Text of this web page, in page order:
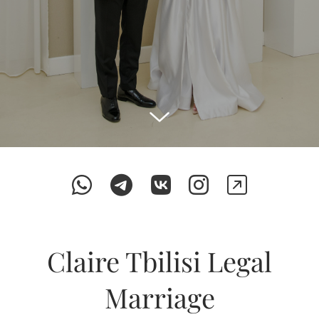
Claire Tbilisi Legal
Marriage